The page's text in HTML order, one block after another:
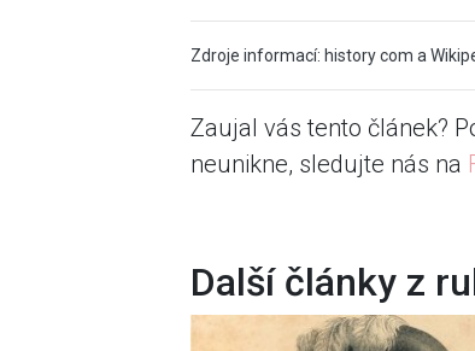
Zdroje informací: history com a
Zaujal vás tento článek?
neunikne, sledujte nás na
Další články z